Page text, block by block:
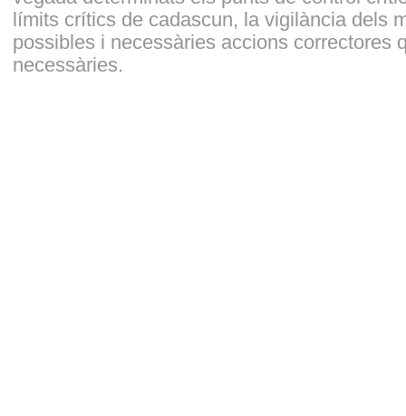
límits crítics de cadascun, la vigilància dels
possibles i necessàries accions correctores
necessàries.